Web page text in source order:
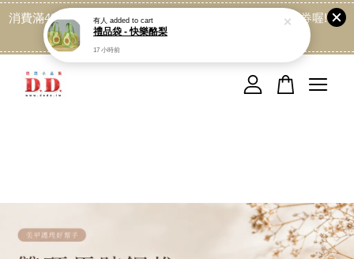
消費滿499免運喔, 記得加LINE:@dede168 領取專屬折扣券喔!
點我
您的購物車目前還是空的。